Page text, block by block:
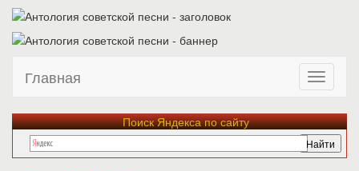
Главная
Поиск Яндекса по сайту